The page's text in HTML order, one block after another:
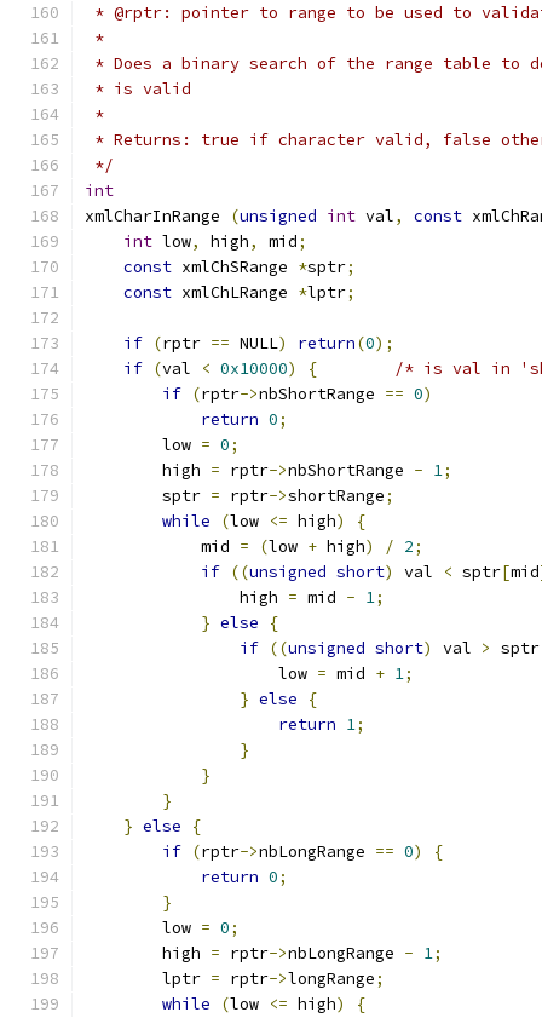
* @rptr: pointer to range to be used to
*
* Does a binary search of the range table to
* is valid
*
* Returns: true if character valid, false
*/
int
xmlCharInRange
(unsigned int val, const
int low, high, mid;
const xmlChSRange *sptr;
const xmlChLRange *lptr;
if (rptr == NULL) return(0);
if (val < 0x10000) {
/* is val in
if (rptr->nbShortRange == 0)
return 0;
	low
= 0;
	high
= rptr->nbShortRange - 1;
	sptr
= rptr->shortRange;
while
(low <= high)
{
	    mid
= (low + high) / 2;
if ((unsigned short) val < sptr[mid
		high
= mid - 1;
} else
{
if ((unsigned short) val > sptr
		    low
= mid + 1;
} else
{
return 1;
}
}
}
} else
{
if (rptr->nbLongRange == 0)
{
return 0;
}
	low
= 0;
	high
= rptr->nbLongRange - 1;
	lptr
= rptr->longRange;
while
(low <= high)
{